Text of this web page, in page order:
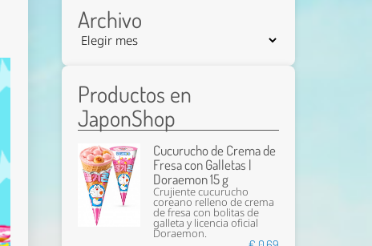
Archivo
Productos en
JaponShop
Cucurucho de Crema de
Fresa con Galletas |
Doraemon 15 g
Crujiente cucurucho
coreano relleno de crema
de fresa con bolitas de
galleta y licencia oficial
Doraemon.